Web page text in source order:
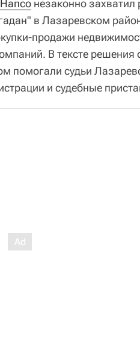
Напсо незаконно захватил
в Лазаревском
продажи
В тексте решения
помогали судьи
и судебные